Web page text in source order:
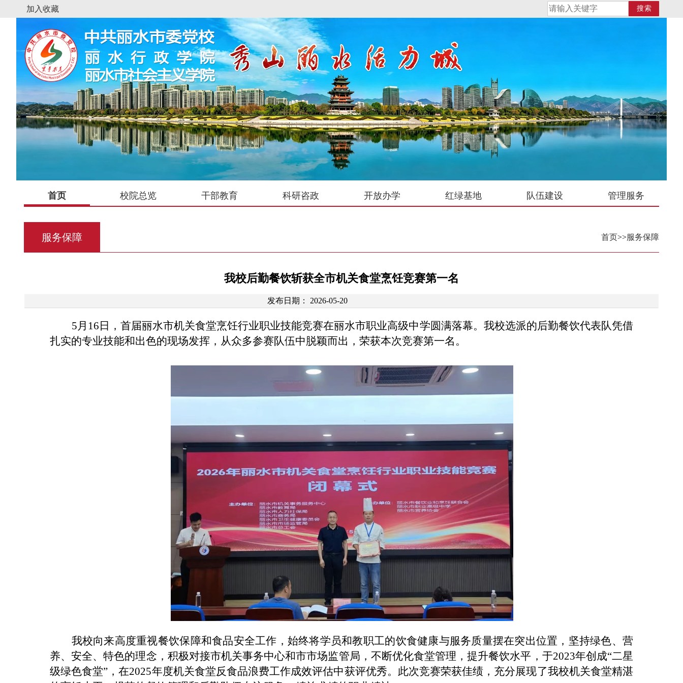
加入收藏 搜索
首页 校院总览 干部教育 科研咨政 开放办学 红绿基地 队伍建设 管理服务
服务保障 首页>>服务保障
我校后勤餐饮斩获全市机关食堂烹饪竞赛第一名
发布日期： 2026-05-20
5月16日，首届丽水市机关食堂烹饪行业职业技能竞赛在丽水市职业高级中学圆满落幕。我校选派的后勤餐饮代表队凭借
扎实的专业技能和出色的现场发挥，从众多参赛队伍中脱颖而出，荣获本次竞赛第一名。
我校向来高度重视餐饮保障和食品安全工作，始终将学员和教职工的饮食健康与服务质量摆在突出位置，坚持绿色、营
养、安全、特色的理念，积极对接市机关事务中心和市市场监管局，不断优化食堂管理，提升餐饮水平，于2023年创成“二星
级绿色食堂”，在2025年度机关食堂反食品浪费工作成效评估中获评优秀。此次竞赛荣获佳绩，充分展现了我校机关食堂精湛